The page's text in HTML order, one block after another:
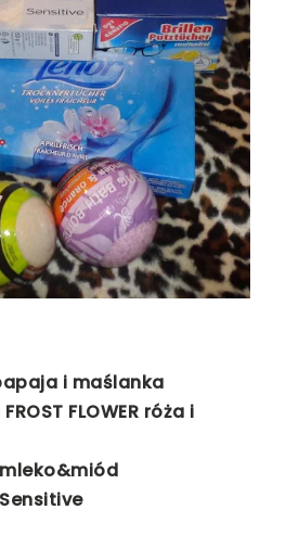
i maślanka
FLOWER róża i